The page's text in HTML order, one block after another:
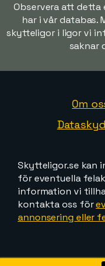
Observera att
har i vår databas.
skytteligor i ligor vi
saknar
Om
Skytteligor.se kan
för eventuella
information vi
kontakta oss för
annonsering eller